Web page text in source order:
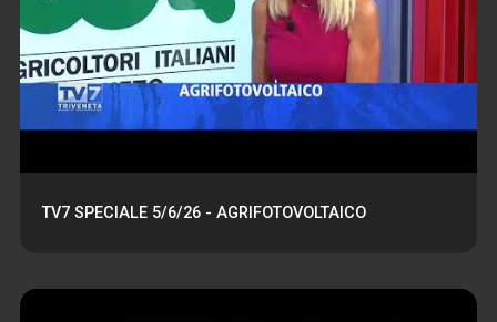
TV7 SPECIALE 5/6/26 - AGRIFOTOVOLTAICO